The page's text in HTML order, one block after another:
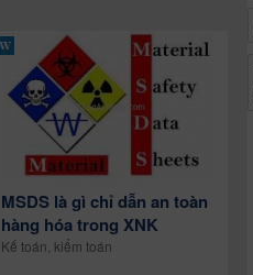
MSDS là gì chỉ dẫn an toàn
hàng hóa trong XNK
Kế toán, kiểm toán